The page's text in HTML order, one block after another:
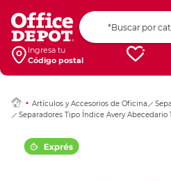
Ingresa tu
Código postal
Artículos y Accesorios de Oficina
Separadores Tipo Índice Avery Abecedario